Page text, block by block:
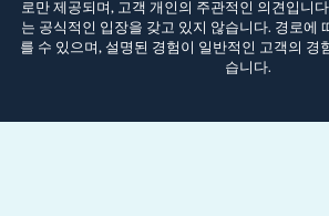
로만 제공되며, 고객 개인의 주관적인 의견입니
는 공식적인 입장을 갖고 있지 않습니다. 경로에
를 수 있으며, 설명된 경험이 일반적인 고객의 경
습니다.